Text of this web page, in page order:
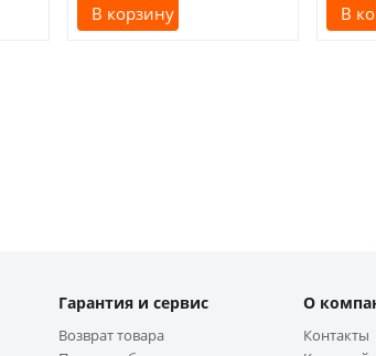
В корзину В
Гарантия и сервис
Возврат товара
О
Контакты